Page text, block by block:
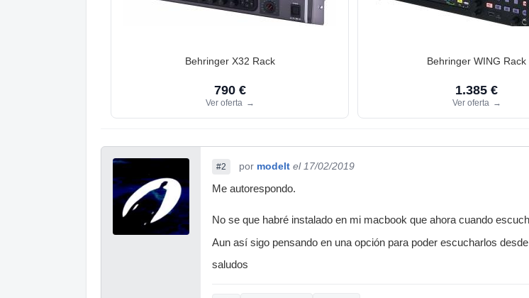
Behringer X32 Rack
790 €
Ver oferta →
Behringer WING Rack
1.385 €
Ver oferta →
#2 por modelt el 17/02/2019
Me autorespondo.
No se que habré instalado en mi macbook que ahora cuando
Aun así sigo pensando en una opción para poder escucharlos
saludos